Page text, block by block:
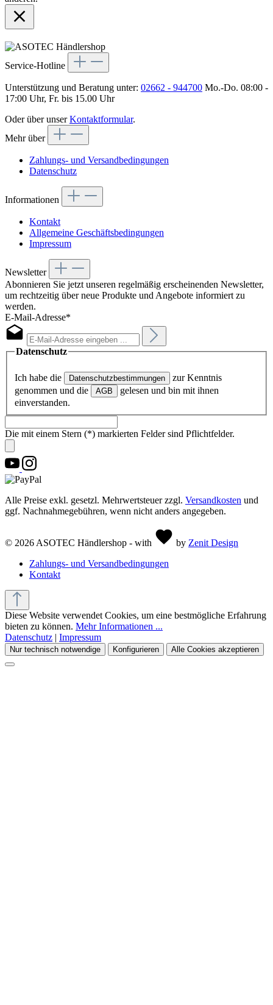
Service-Hotline
Unterstützung und Beratung unter: 02662 - 944700 Mo.-Do. 08:00 -
17:00 Uhr, Fr. bis 15.00 Uhr
Oder über unserKontaktformular.
Mehr über
Zahlungs- und Versandbedingungen
Datenschutz
Informationen
Kontakt
Allgemeine Geschäftsbedingungen
Impressum
Newsletter
Abonnieren Sie jetzt unseren regelmäßig erscheinenden Newsletter,
um rechtzeitig über neue Produkte und Angebote informiert zu
werden.
E-Mail-Adresse*
Datenschutz
Ich habe die Datenschutzbestimmungen
zur Kenntnis
genommen und die
AGB
gelesen und bin mit ihnen
einverstanden.
Die mit einem Stern (*) markierten Felder sind Pflichtfelder.
Alle Preise exkl. gesetzl. Mehrwertsteuer zzgl. Versandkosten und
ggf. Nachnahmegebühren, wenn nicht anders angegeben.
© 2026 ASOTEC Händlershop - with by Zenit Design
Zahlungs- und Versandbedingungen
Kontakt
Diese Website verwendet Cookies, um eine bestmögliche Erfahrung
bieten zu können. Mehr Informationen ...
Datenschutz | Impressum
Nur technisch notwendige Konfigurieren Alle Cookies akzeptieren